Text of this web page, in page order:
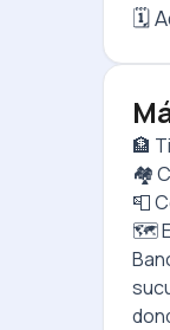
🗓️
🏦
🏘️
📮
🗺️